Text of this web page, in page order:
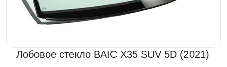
Лобовое стекло BAIC X35 SUV 5D (2021)